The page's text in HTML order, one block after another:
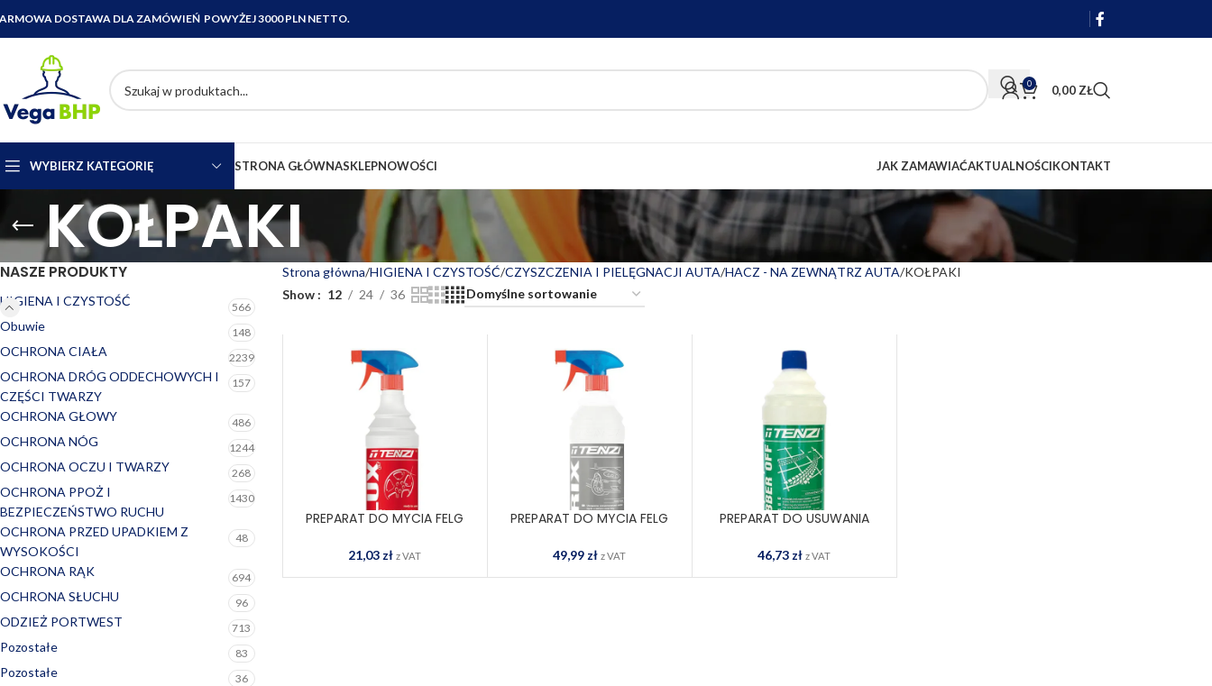
DOSTAWA DLA ZAMÓWIEŃ POWYŻEJ 3000 PLN NETTO.
0 0,00 ZŁ
WYBIERZ KATEGORIĘ STRONA GŁÓWNASKLEPNOWOŚCI JAK ZAMAWIAĆAKTUALNOŚCIKONTAKT
KOŁPAKI
NASZE PRODUKTY
HIGIENA I CZYSTOŚĆ 566
Obuwie 148
OCHRONA CIAŁA 2239
OCHRONA DRÓG ODDECHOWYCH I
CZĘŚCI TWARZY
157
OCHRONA GŁOWY 486
OCHRONA NÓG 1244
OCHRONA OCZU I TWARZY 268
OCHRONA PPOŻ I
BEZPIECZEŃSTWO RUCHU
1430
OCHRONA PRZED UPADKIEM Z
WYSOKOŚCI
48
OCHRONA RĄK 694
OCHRONA SŁUCHU 96
ODZIEŻ PORTWEST 713
Pozostałe 83
Pozostałe 36
Strona główna HIGIENA I CZYSTOŚĆ CZYSZCZENIA I PIELĘGNACJI AUTA HACZ - NA ZEWNĄTRZ AUTA KOŁPAKI
Show
12 24 36
DODAJ DO
PREPARAT DO MYCIA FELG
21,03 zł z VAT
DODAJ DO
PREPARAT DO MYCIA FELG
49,99 zł z VAT
DODAJ DO
PREPARAT DO USUWANIA
46,73 zł z VAT